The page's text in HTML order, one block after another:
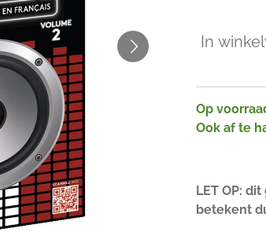
In
Op
Ook af te
LET OP:
betekent